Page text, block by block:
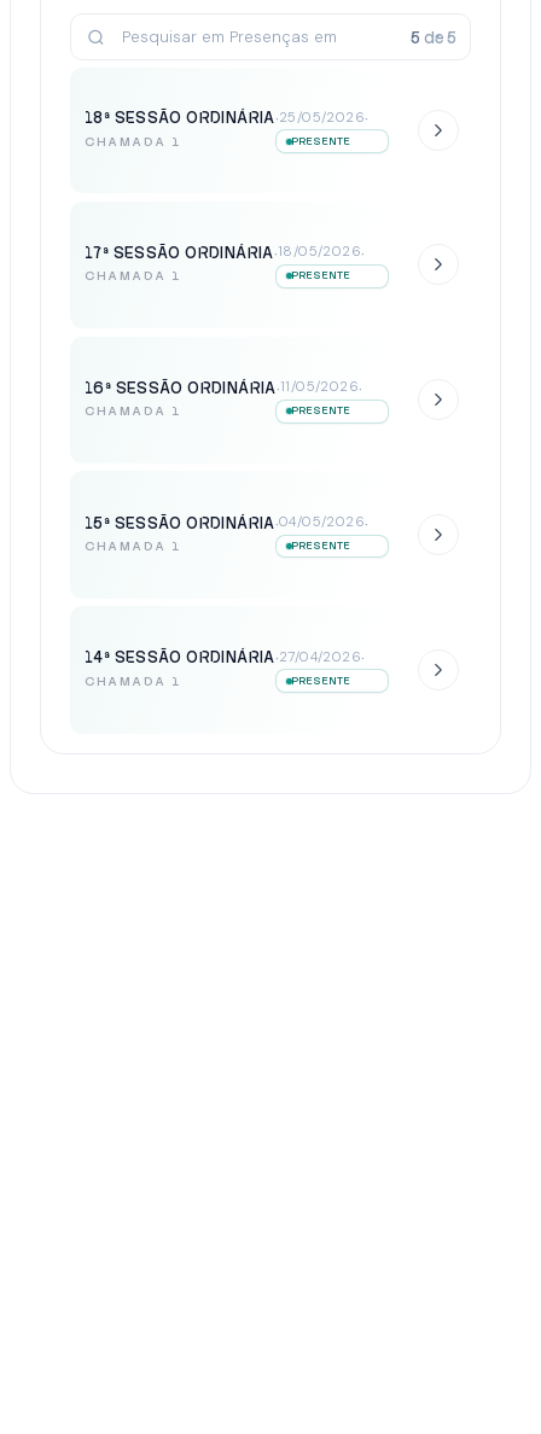
5 de5
18ª SESSÃO ORDINÁRIA·25/05/2026·
CHAMADA 1 PRESENTE
17ª SESSÃO ORDINÁRIA·18/05/2026·
CHAMADA 1 PRESENTE
16ª SESSÃO ORDINÁRIA·11/05/2026·
CHAMADA 1 PRESENTE
15ª SESSÃO ORDINÁRIA·04/05/2026·
CHAMADA 1 PRESENTE
14ª SESSÃO ORDINÁRIA·27/04/2026·
CHAMADA 1 PRESENTE